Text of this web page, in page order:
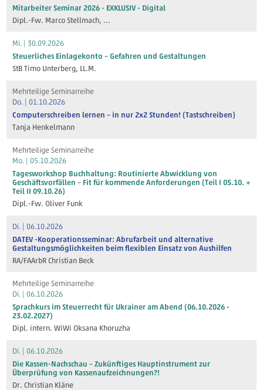
Mitarbeiter Seminar 2026 - EXKLUSIV - Digital
Dipl.-Fw. Marco Stellmach, ...
Mi. | 30.09.2026
Steuerliches Einlagekonto – Gefahren und Gestaltungen
StB Timo Unterberg, LL.M.
Mehrteilige Seminarreihe
Do. | 01.10.2026
Computerschreiben lernen – in nur 2x2 Stunden! (Tastschreiben)
Tanja Henkelmann
Mehrteilige Seminarreihe
Mo. | 05.10.2026
Tagesworkshop Buchhaltung: Routinierte Abwicklung von
Geschäftsvorfällen – Fit für kommende Anforderungen (Teil I 05.10. +
Teil II 09.10.26)
Dipl.-Fw. Oliver Funk
Di. | 06.10.2026
DATEV -Kooperationsseminar: Abrufarbeit und alternative
Gestaltungsmöglichkeiten beim flexiblen Einsatz von Aushilfen
RA/FAArbR Christian Beck
Mehrteilige Seminarreihe
Di. | 06.10.2026
Sprachkurs im Steuerrecht für Ukrainer am Abend (06.10.2026 -
23.02.2027)
Dipl. intern. WiWi Oksana Khoruzha
Di. | 06.10.2026
Die Kassen-Nachschau – Zukünftiges Hauptinstrument zur
Überprüfung von Kassenaufzeichnungen?!
Dr. Christian Kläne